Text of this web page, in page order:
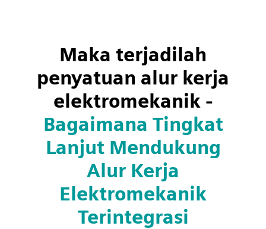
Maka terjadilah
penyatuan alur kerja
elektromekanik -
Bagaimana Tingkat
Lanjut Mendukung
Alur Kerja
Elektromekanik
Terintegrasi